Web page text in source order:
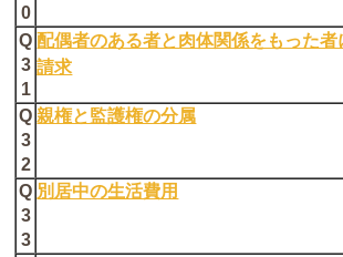
0
Q
3
1
配偶者のある者と肉体関係をもった
請求
Q
3
2
親権と監護権の分属
Q
3
3
別居中の生活費用